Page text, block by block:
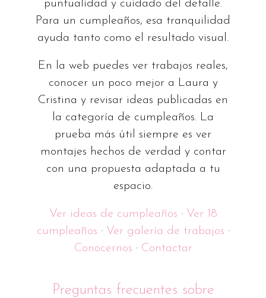
puntualidad y cuidado del detalle.
Para un cumpleaños, esa tranquilidad
ayuda tanto como el resultado visual.
En la web puedes ver trabajos reales,
conocer un poco mejor a Laura y
Cristina y revisar ideas publicadas en
la categoría de cumpleaños. La
prueba más útil siempre es ver
montajes hechos de verdad y contar
con una propuesta adaptada a tu
espacio.
Ver ideas de cumpleaños · Ver 18
cumpleaños · Ver galería de trabajos ·
Conocernos · Contactar
Preguntas frecuentes sobre